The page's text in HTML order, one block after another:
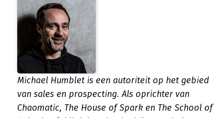
Michael Humblet is een autoriteit op het gebied
van sales en prospecting. Als oprichter van
Chaomatic, The House of Spark en The School of